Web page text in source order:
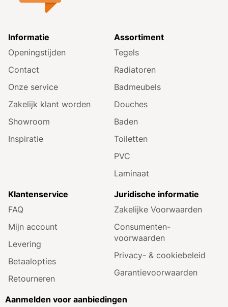
Informatie
Openingstijden
Contact
Onze service
Zakelijk klant worden
Showroom
Inspiratie
Assortiment
Tegels
Radiatoren
Badmeubels
Douches
Baden
Toiletten
PVC
Laminaat
Klantenservice
FAQ
Mijn account
Levering
Betaalopties
Retourneren
Juridische informatie
Zakelijke Voorwaarden
Consumenten­
voorwaarden
Privacy- & cookiebeleid
Garantie­voorwaarden
Aanmelden voor aanbiedingen